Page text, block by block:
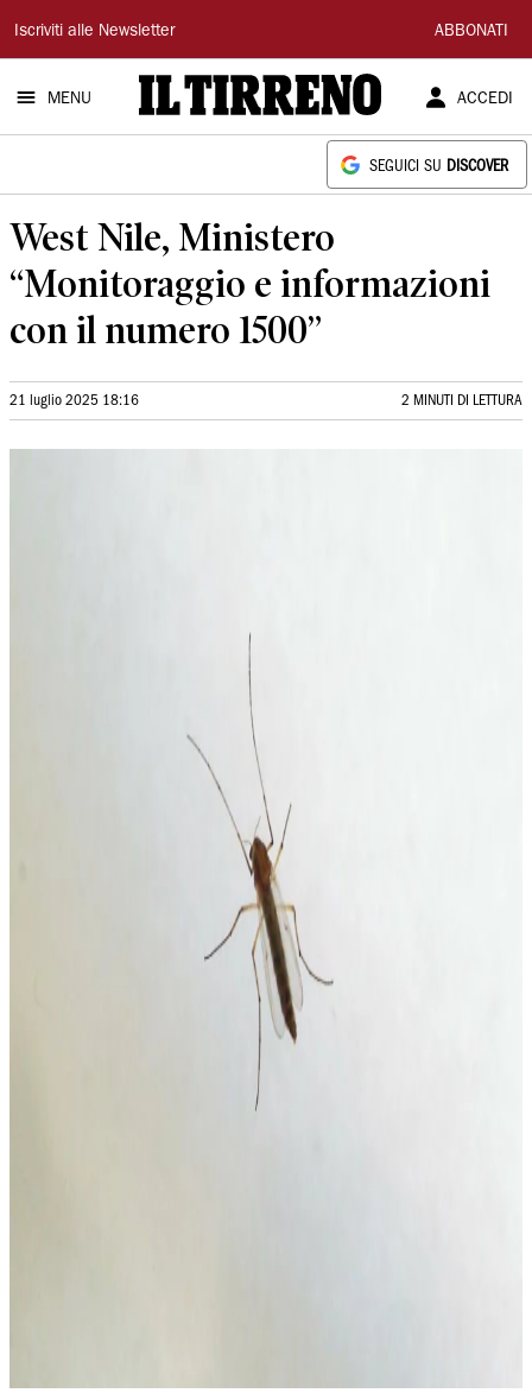
Il
Tirreno
Iscriviti alle Newsletter ABBONATI
MENU ACCEDI
SEGUICI SU DISCOVER
West Nile, Ministero
“Monitoraggio e informazioni
con il numero 1500”
21 luglio 2025 18:16 2 MINUTI DI LETTURA